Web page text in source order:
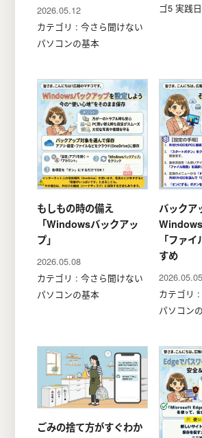
2026.05.12
カテゴリ : 今さら聞けない
パソコンの基本
ゴ5 実践
もしもの時の備え
「Windowsバックアッ
プ」
2026.05.08
カテゴリ : 今さら聞けない
パソコンの基本
バックア
「ファ
すめ
2026.05.05
カテゴリ
パソコン
ごみの捨て方がすぐわか